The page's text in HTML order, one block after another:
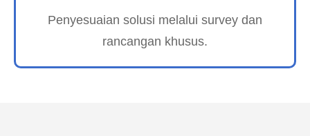
Penyesuaian solusi melalui survey dan
rancangan khusus.